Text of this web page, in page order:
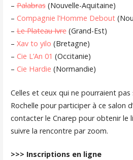
–Palabras(Nouvelle-Aquitaine)
– Compagnie l’Homme Debout
–Le Plateau Ivre(Grand-Est)
– Xav to yilo (Bretagne)
– Cie L’An 01 (Occitanie)
– Cie Hardie (Normandie)
Celles et ceux qui ne pourraient pas
Rochelle pour participer à ce salon
contacter le Cnarep pour obtenir le
suivre la rencontre par zoom.
>>> Inscriptions en ligne